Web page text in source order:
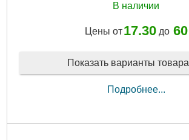
В наличии
Цены от 17.30до 60
Показать варианты товара
Подробнее...